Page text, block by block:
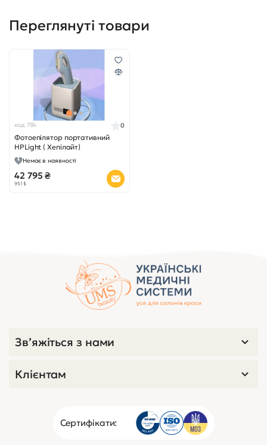
Переглянуті товари
код 784
Фотоепілятор портативний
HPLight ( Хепілайт)
0
Немає в наявності
42 795 ₴
951 $
Сертифікати:
Зв’яжіться з нами
Клієнтам